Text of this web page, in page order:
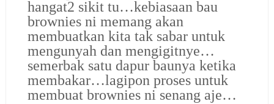
hangat2 sikit tu…kebiasaan bau
brownies ni memang akan
membuatkan kita tak sabar untuk
mengunyah dan mengigitnye…
semerbak satu dapur baunya ketika
membakar…lagipon proses untuk
membuat brownies ni senang aje…